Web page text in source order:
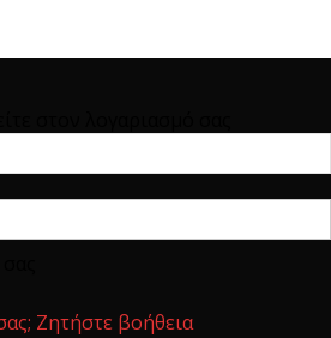
Ζητήστε βοήθεια